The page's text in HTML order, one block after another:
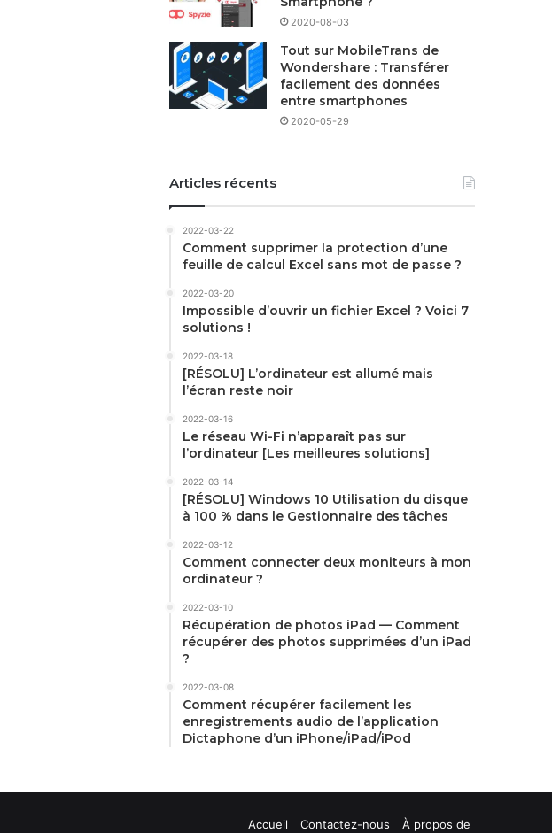
2020-08-03
Tout sur MobileTrans de
Wondershare : Transférer
facilement des données
entre smartphones
2020-05-29
Articles récents
2022-03-22
Comment supprimer la protection d’une
feuille de calcul Excel sans mot de passe ?
2022-03-20
Impossible d’ouvrir un fichier Excel ? Voici 7
solutions !
2022-03-18
[RÉSOLU] L’ordinateur est allumé mais
l’écran reste noir
2022-03-16
Le réseau Wi-Fi n’apparaît pas sur
l’ordinateur [Les meilleures solutions]
2022-03-14
[RÉSOLU] Windows 10 Utilisation du disque
à 100 % dans le Gestionnaire des tâches
2022-03-12
Comment connecter deux moniteurs à mon
ordinateur ?
2022-03-10
Récupération de photos iPad — Comment
récupérer des photos supprimées d’un iPad
?
2022-03-08
Comment récupérer facilement les
enregistrements audio de l’application
Dictaphone d’un iPhone/iPad/iPod
Accueil Contactez-nous À propos de